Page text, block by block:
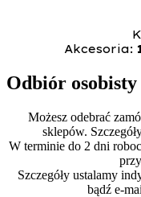
Akcesoria:
Odbiór osobisty
Możesz odebrać
sklepów.
W terminie do 2 dni
Szczegóły ustalamy
bądź e-